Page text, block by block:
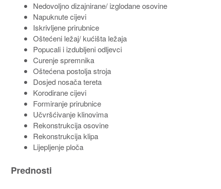
Nedovoljno dizajnirane/ izglodane osovine
Napuknute cijevi
Iskrivljene prirubnice
Oštećeni ležaj/ kućišta ležaja
Popucali i izdubljeni odljevci
Curenje spremnika
Oštećena postolja stroja
Dosjed nosača tereta
Korodirane cijevi
Formiranje prirubnice
Učvršćivanje klinovima
Rekonstrukcija osovine
Rekonstrukcija klipa
Lijepljenje ploča
Prednosti